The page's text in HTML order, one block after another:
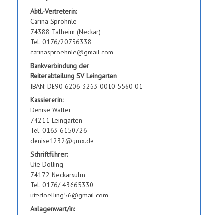
Abtl.-Vertreterin:
Carina Spröhnle
74388 Talheim (Neckar)
Tel. 0176/20756338
carinasproehnle@gmail.com
Bankverbindung der
Reiterabteilung SV Leingarten
IBAN: DE90 6206 3263 0010 5560 01
Kassiererin:
Denise Walter
74211 Leingarten
Tel. 0163 6150726
denise1232@gmx.de
Schriftführer:
Ute Dölling
74172 Neckarsulm
Tel. 0176/ 43665330
utedoelling56@gmail.com
Anlagenwart/in: